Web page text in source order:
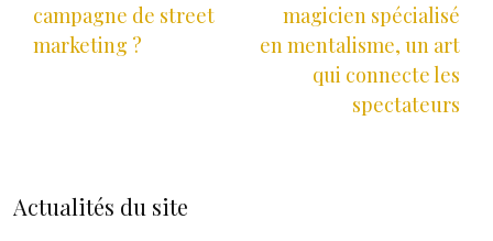
campagne de street
marketing ?
magicien spécialisé
en mentalisme, un art
qui connecte les
spectateurs
Actualités du site